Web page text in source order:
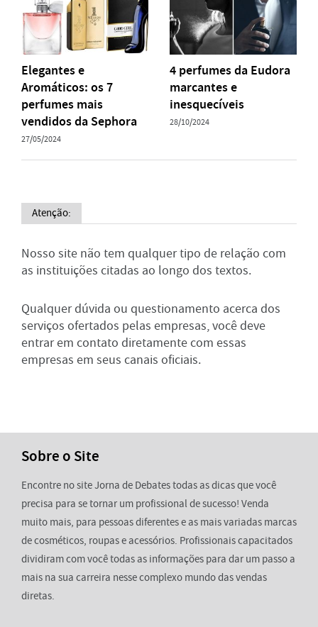
Elegantes e
Aromáticos: os 7
perfumes mais
vendidos da Sephora
27/05/2024
4 perfumes da Eudora
marcantes e
inesquecíveis
28/10/2024
Atenção:
Nosso site não tem qualquer tipo de relação com
as instituições citadas ao longo dos textos.
Qualquer dúvida ou questionamento acerca dos
serviços ofertados pelas empresas, você deve
entrar em contato diretamente com essas
empresas em seus canais oficiais.
Sobre o Site
Encontre no site Jorna de Debates todas as dicas que você
precisa para se tornar um profissional de sucesso! Venda
muito mais, para pessoas diferentes e as mais variadas marcas
de cosméticos, roupas e acessórios. Profissionais capacitados
dividiram com você todas as informações para dar um passo a
mais na sua carreira nesse complexo mundo das vendas
diretas.